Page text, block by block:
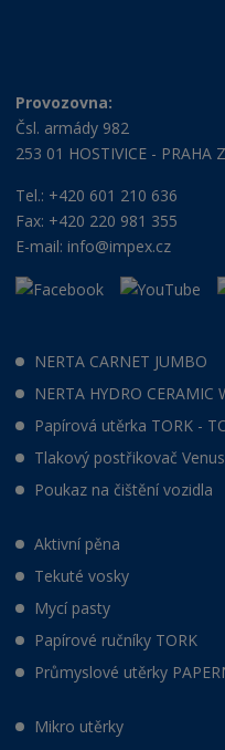
Provozovna:
Čsl. armády 982
253 01 HOSTIVICE - PRAHA
Tel.: +420 601 210 636
Fax: +420 220 981 355
E-mail: info@impex.cz
NERTA CARNET JUMBO
NERTA HYDRO CERAMIC
Papírová utěrka TORK -
Tlakový postřikovač Venus
Poukaz na čištění vozidla
Aktivní pěna
Tekuté vosky
Mycí pasty
Papírové ručníky TORK
Průmyslové utěrky
Mikro utěrky